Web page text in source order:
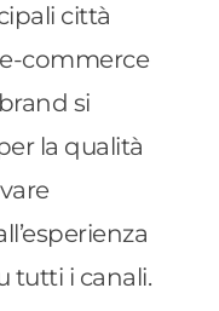
città
commerce
si
la qualità
tutti i canali.